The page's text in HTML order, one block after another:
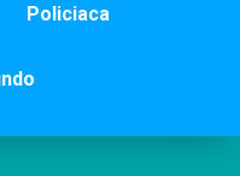
Policiaca